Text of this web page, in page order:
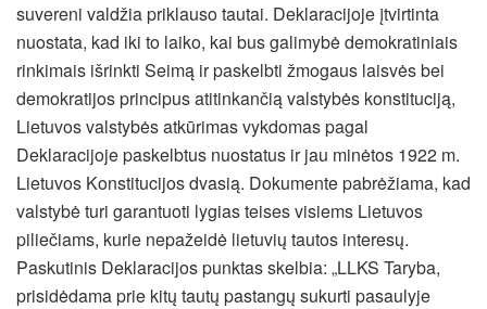
suvereni valdžia priklauso tautai. Deklaracijoje įtvirtinta
nuostata, kad iki to laiko, kai bus galimybė demokratiniais
rinkimais išrinkti Seimą ir paskelbti žmogaus laisvės bei
demokratijos principus atitinkančią valstybės konstituciją,
Lietuvos valstybės atkūrimas vykdomas pagal
Deklaracijoje paskelbtus nuostatus ir jau minėtos 1922 m.
Lietuvos Konstitucijos dvasią. Dokumente pabrėžiama, kad
valstybė turi garantuoti lygias teises visiems Lietuvos
piliečiams, kurie nepažeidė lietuvių tautos interesų.
Paskutinis Deklaracijos punktas skelbia: „LLKS Taryba,
prisidėdama prie kitų tautų pastangų sukurti pasaulyje